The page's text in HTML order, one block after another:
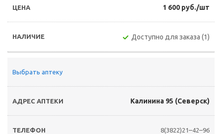
1 600 руб./шт
Доступно для заказа (1)
Выбрать аптеку
Калинина 95 (Северск)
8(3822)21–42–96